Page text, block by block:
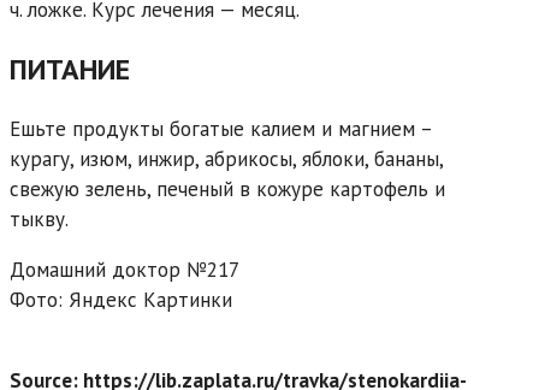
ч. ложке. Курс лечения — месяц.
ПИТАНИЕ
Ешьте продукты богатые калием и магнием –
курагу, изюм, инжир, абрикосы, яблоки, бананы,
свежую зелень, печеный в кожуре картофель и
тыкву.
Домашний доктор №217
Фото: Яндекс Картинки
Source: https://lib.zaplata.ru/travka/stenokardiia-